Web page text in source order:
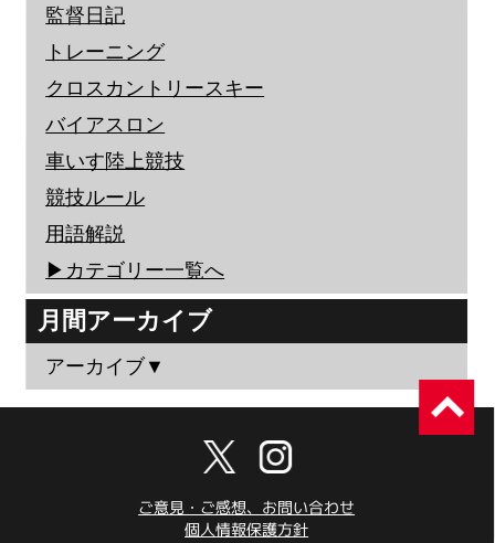
監督日記
トレーニング
クロスカントリースキー
バイアスロン
車いす陸上競技
競技ルール
用語解説
▶︎カテゴリー一覧へ
月間アーカイブ
アーカイブ▼
ご意見・ご感想、お問い合わせ
個人情報保護方針